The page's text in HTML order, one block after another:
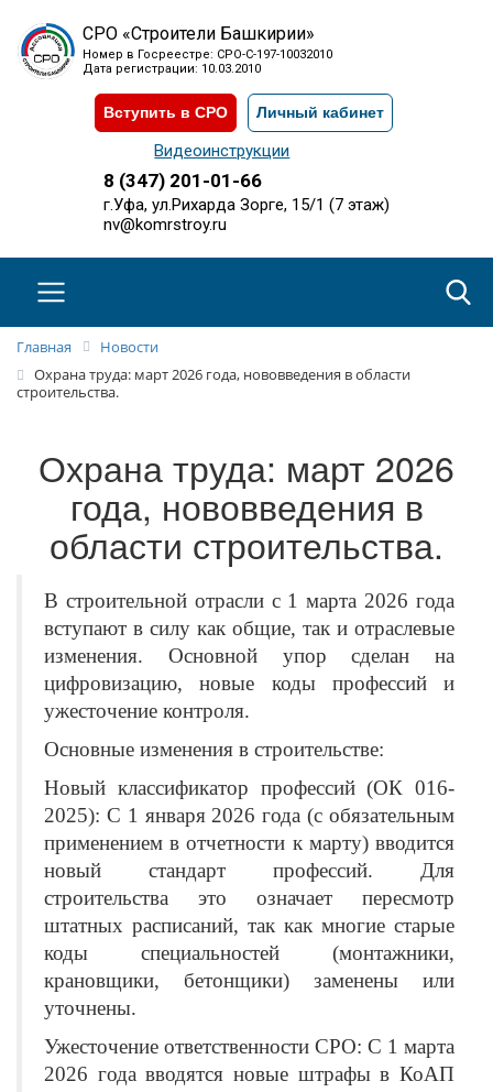
СРО «Строители Башкирии»
Номер в Госреестре: СРО-С-197-10032010
Дата регистрации: 10.03.2010
Вступить в СРО Личный кабинет
Видеоинструкции
8 (347) 201-01-66
г.Уфа, ул.Рихарда Зорге, 15/1 (7 этаж)
nv@komrstroy.ru
Главная
Новости
Охрана труда: март 2026 года, нововведения в области
строительства.
Охрана труда: март 2026
года, нововведения в
области строительства.
В строительной отрасли с 1 марта 2026 года
вступают в силу как общие, так и отраслевые
изменения. Основной упор сделан на
цифровизацию, новые коды профессий и
ужесточение контроля.
Основные изменения в строительстве:
Новый классификатор профессий (ОК 016-
2025): С 1 января 2026 года (с обязательным
применением в отчетности к марту) вводится
новый стандарт профессий. Для
строительства это означает пересмотр
штатных расписаний, так как многие старые
коды специальностей (монтажники,
крановщики, бетонщики) заменены или
уточнены.
Ужесточение ответственности СРО: С 1 марта
2026 года вводятся новые штрафы в КоАП